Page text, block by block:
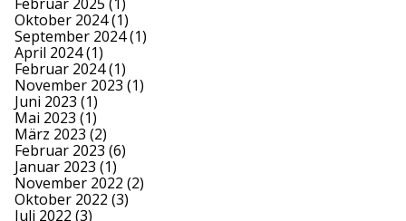
Oktober 2024(1)
September 2024(1)
April 2024(1)
Februar 2024(1)
November 2023 (1)
Juni 2023 (1)
Mai 2023 (1)
März 2023 (2)
Februar 2023 (6)
Januar 2023 (1)
November 2022 (2)
Oktober 2022 (3)
Juli 2022 (3)